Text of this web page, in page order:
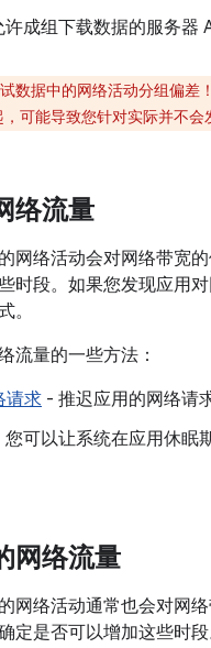
成组下载数据的服务器
数据中的网络活动分组偏
可能导致您针对实际并不
络流量
网络活动会对网络带宽
时段。如果您发现应用
。
流量的一些方法：
请求 - 推迟应用的网络请
您可以让系统在应用休眠
网络流量
网络活动通常也会对网
定是否可以增加这些时